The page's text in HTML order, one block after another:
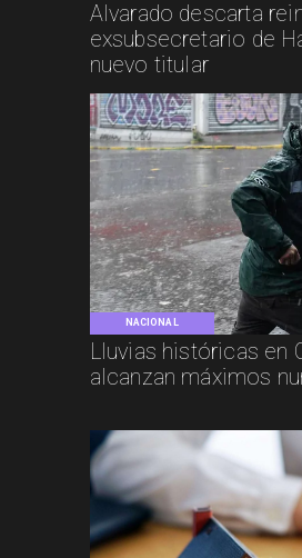
Alvarado descarta
exsubsecretario de
nuevo titular
NACIONAL
Lluvias históricas en
alcanzan máximos